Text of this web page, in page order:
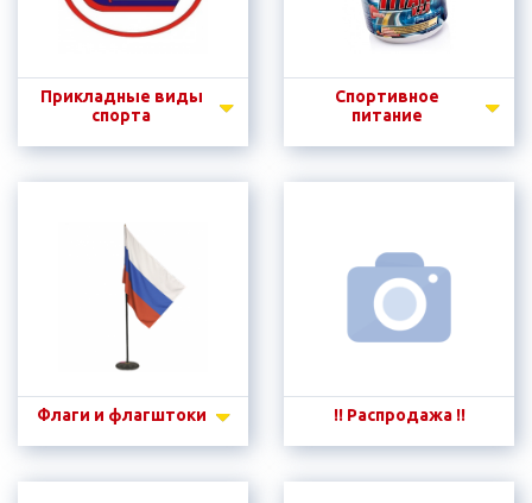
Прикладные виды
спорта
Спортивное
питание
Флаги и флагштоки !! Распродажа !!